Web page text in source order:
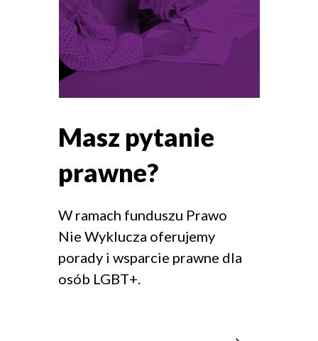
Masz pytanie
prawne?
W ramach funduszu Prawo
Nie Wyklucza oferujemy
porady i wsparcie prawne dla
osób LGBT+.